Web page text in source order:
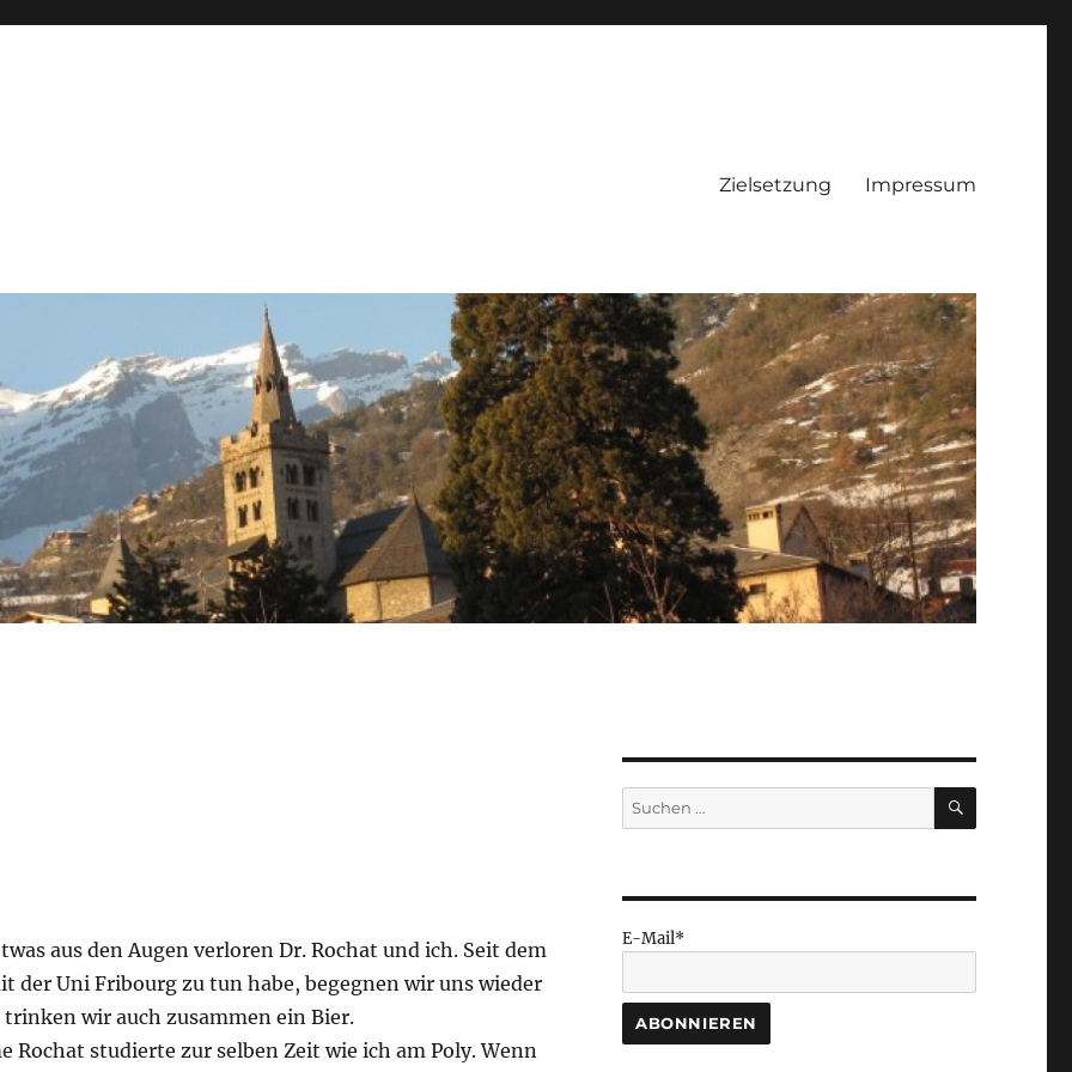
Zielsetzung Impressum
aus den Augen verloren Dr. Rochat und ich. Seit dem
der Uni Fribourg zu tun habe, begegnen wir uns wieder
wir auch zusammen ein Bier.
Rochat studierte zur selben Zeit wie ich am Poly. Wenn
Suchen
nach:
SUCHEN
E-Mail*